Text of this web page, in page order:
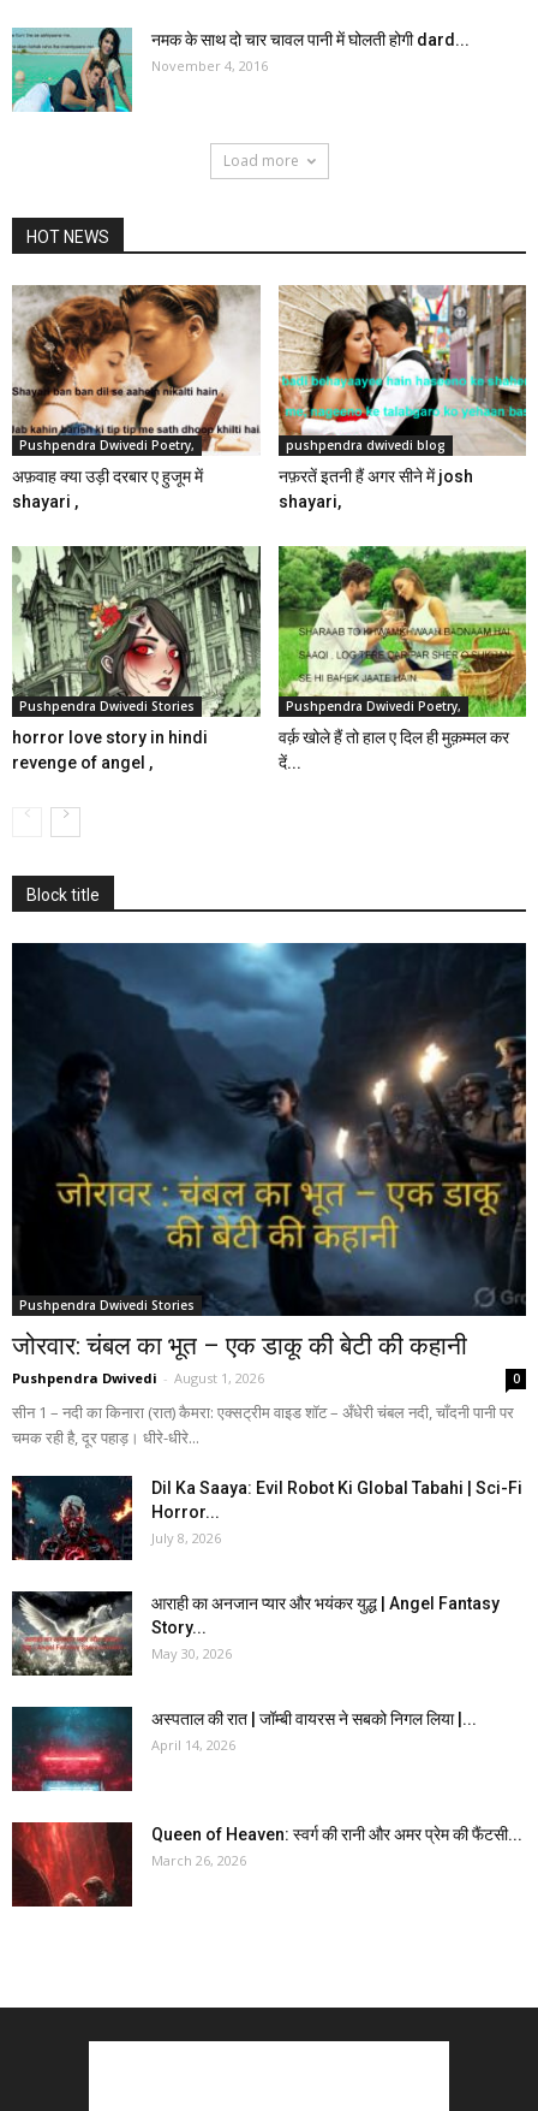
नमक के साथ दो चार चावल पानी में घोलती होगी dard...
November 4, 2016
Load more
HOT NEWS
Pushpendra Dwivedi Poetry,
अफ़वाह क्या उड़ी दरबार ए हुजूम में
shayari ,
pushpendra dwivedi blog
नफ़रतें इतनी हैं अगर सीने में josh
shayari,
Pushpendra Dwivedi Stories
horror love story in hindi
revenge of angel ,
Pushpendra Dwivedi Poetry,
वर्क़ खोले हैं तो हाल ए दिल ही मुक़म्मल कर
दें...
Block title
Pushpendra Dwivedi Stories
जोरवार: चंबल का भूत – एक डाकू की बेटी की कहानी
Pushpendra Dwivedi - August 1, 2026 0
सीन 1 – नदी का किनारा (रात) कैमरा: एक्सट्रीम वाइड शॉट – अँधेरी चंबल नदी, चाँदनी पानी पर
चमक रही है, दूर पहाड़। धीरे-धीरे...
Dil Ka Saaya: Evil Robot Ki Global Tabahi | Sci-Fi
Horror...
July 8, 2026
आराही का अनजान प्यार और भयंकर युद्ध | Angel Fantasy
Story...
May 30, 2026
अस्पताल की रात | जॉम्बी वायरस ने सबको निगल लिया |...
April 14, 2026
Queen of Heaven: स्वर्ग की रानी और अमर प्रेम की फैंटसी...
March 26, 2026